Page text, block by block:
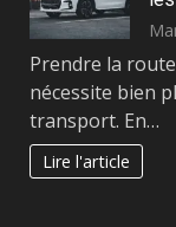
Prendre la
nécessite bien
transport. En…
Lire l'article